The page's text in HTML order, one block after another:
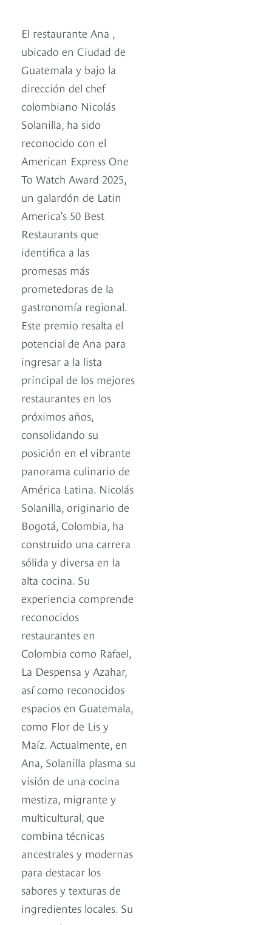
El restaurante Ana ,
ubicado en Ciudad de
Guatemala y bajo la
dirección del chef
colombiano Nicolás
Solanilla, ha sido
reconocido con el
American Express One
To Watch Award 2025,
un galardón de Latin
America’s 50 Best
Restaurants que
identifica a las
promesas más
prometedoras de la
gastronomía regional.
Este premio resalta el
potencial de Ana para
ingresar a la lista
principal de los mejores
restaurantes en los
próximos años,
consolidando su
posición en el vibrante
panorama culinario de
América Latina. Nicolás
Solanilla, originario de
Bogotá, Colombia, ha
construido una carrera
sólida y diversa en la
alta cocina. Su
experiencia comprende
reconocidos
restaurantes en
Colombia como Rafael,
La Despensa y Azahar,
así como reconocidos
espacios en Guatemala,
como Flor de Lis y
Maíz. Actualmente, en
Ana, Solanilla plasma su
visión de una cocina
mestiza, migrante y
multicultural, que
combina técnicas
ancestrales y modernas
para destacar los
sabores y texturas de
ingredientes locales. Su